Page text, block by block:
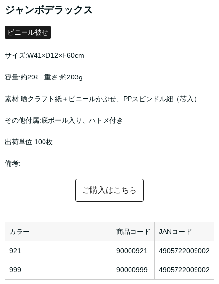
ジャンボデラックス
ビニール被せ
サイズ:W41×D12×H60cm
容量:約29ℓ 重さ:約203g
素材:晒クラフト紙＋ビニールかぶせ、PPスピンドル紐（芯入）
その他付属:底ボール入り、ハトメ付き
出荷単位:100枚
備考:
ご購入はこちら
カラー 商品コード JANコード
921 90000921 4905722009002
999 90000999 4905722009002